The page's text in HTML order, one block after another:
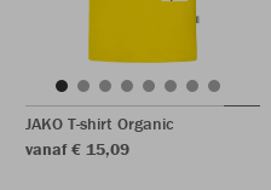
JAKO T-shirt Organic
vanaf € 15,09